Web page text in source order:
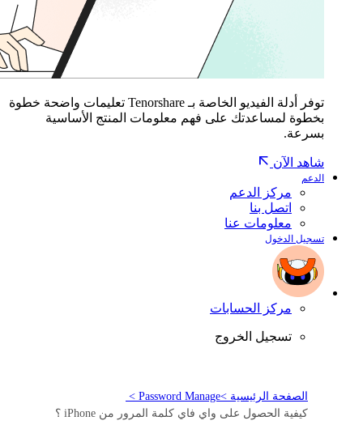
توفر أدلة الفيديو الخاصة بـ Tenorshare تعليمات واضحة خطوة
بخطوة لمساعدتك على فهم معلومات المنتج الأساسية
بسرعة.
شاهد الآن
الدعم
مركز الدعم
اتصل بنا
معلومات عنا
تسجيل الدخول
مركز الحسابات
تسجيل الخروج
الصفحة الرئيسية >Password Manage >
كيفية الحصول على واي فاي كلمة المرور من iPhone ؟